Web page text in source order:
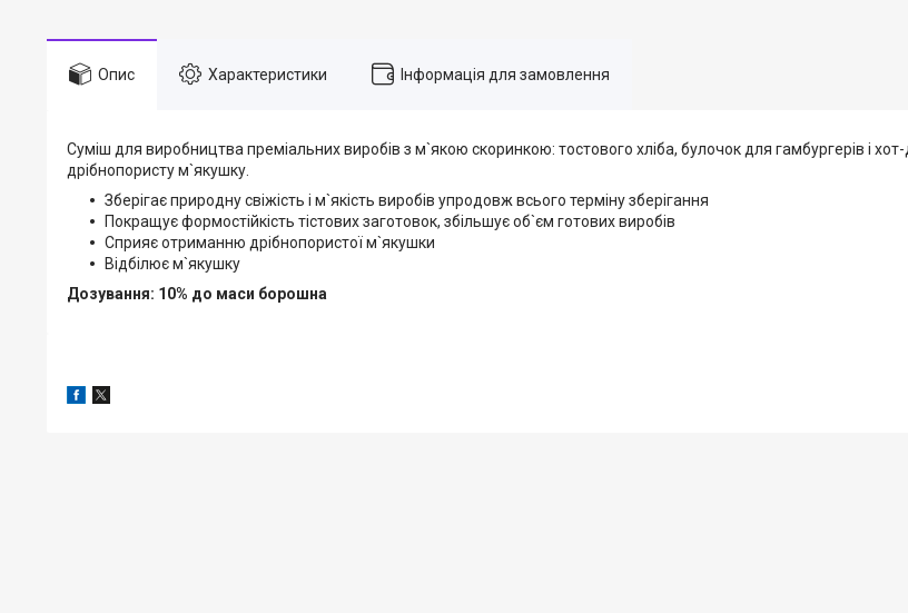
Опис Характеристики Інформація для замовлення
Суміш для виробництва преміальних виробів з м`якою скоринкою: тостового хліба, булочок для гамбургерів і хот-
дрібнопористу м`якушку.
Зберігає природну свіжість і м`якість виробів упродовж всього терміну зберігання
Покращує формостійкість тістових заготовок, збільшує об`єм готових виробів
Сприяє отриманню дрібнопористої м`якушки
Відбілює м`якушку
Дозування: 10% до маси борошна